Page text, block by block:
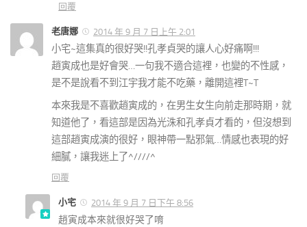
回覆
老唐娜 2014 年 9 月 7 日上午 2:01
小宅~這集真的很好哭!!孔孝貞哭的讓人心好痛啊!!!
趙寅成也是好會哭…一句我不適合這裡，也變的不性感，
是不是說看不到江宇我才能不吃藥，離開這裡T~T
本來我是不喜歡趙寅成的，在男生女生向前走那時期，就
知道他了，看這部是因為光洙和孔孝貞才看的，但沒想到
這部趙寅成演的很好，眼神帶一點邪氣…情感也表現的好
細膩，讓我迷上了^////^
回覆
小宅 2014 年 9 月 7 日下午 8:56
趙寅成本來就很好哭了唷